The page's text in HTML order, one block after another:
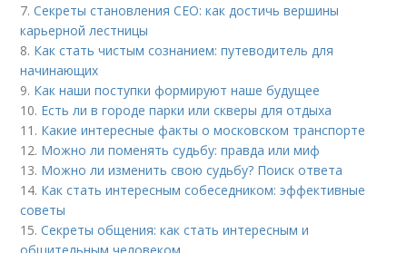
7.Секреты становления CEO: как достичь вершины
карьерной лестницы
8. Как стать чистым сознанием: путеводитель для
начинающих
9. Как наши поступки формируют наше будущее
10. Есть ли в городе парки или скверы для отдыха
11. Какие интересные факты о московском транспорте
12. Можно ли поменять судьбу: правда или миф
13. Можно ли изменить свою судьбу? Поиск ответа
14. Как стать интересным собеседником: эффективные
советы
15.Секреты общения: как стать интересным и
общительным человеком